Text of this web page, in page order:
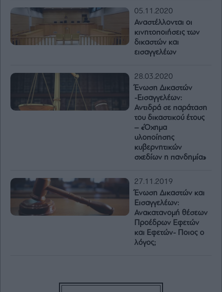
05.11.2020
Αναστέλλονται οι
κινητοποιήσεις των
δικαστών και
εισαγγελέων
28.03.2020
Ένωση Δικαστών
-Εισαγγελέων:
Αντιδρά σε παράταση
του δικαστικού έτους
– «Όχημα
υλοποίησης
κυβερνητικών
σχεδίων η πανδημία»
27.11.2019
Ένωση Δικαστών και
Εισαγγελέων:
Ανακατανομή θέσεων
Προέδρων Εφετών
και Εφετών- Ποιος ο
λόγος;